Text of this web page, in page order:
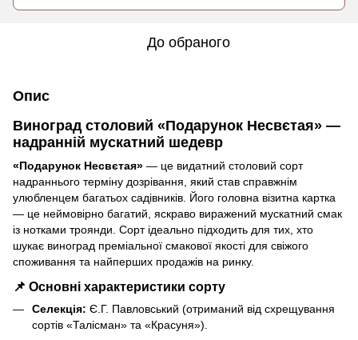
До обраного
Опис
Виноград столовий «Подарунок Несвєтая» —
надранній мускатний шедевр
«Подарунок Несвєтая» — це видатний столовий сорт
надраннього терміну дозрівання, який став справжнім
улюбленцем багатьох садівників. Його головна візитна картка
— це неймовірно багатий, яскраво виражений мускатний смак
із нотками троянди. Сорт ідеально підходить для тих, хто
шукає виноград преміальної смакової якості для свіжого
споживання та найперших продажів на ринку.
📌 Основні характеристики сорту
Селекція: Є.Г. Павловський (отриманий від схрещування
сортів «Талісман» та «Красуня»).